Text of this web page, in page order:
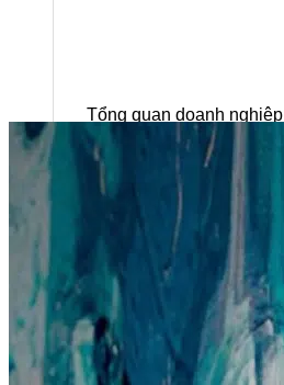
Tổng quan doanh nghiệp